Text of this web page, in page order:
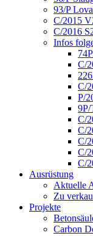
93/P
C/2015
C/2016
Infos
C/
C/
P/
9P/
C/
C/
C/
C/
C/
Ausrüstung
Aktuelle
Zu
Projekte
Carbon